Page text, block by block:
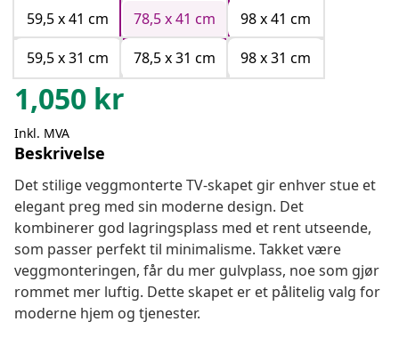
59,5 x 41 cm
78,5 x 41 cm
98 x 41 cm
59,5 x 31 cm
78,5 x 31 cm 98 x 31 cm
1,050 kr
Inkl. MVA
Beskrivelse
Det stilige veggmonterte TV-skapet gir enhver stue et
elegant preg med sin moderne design. Det
kombinerer god lagringsplass med et rent utseende,
som passer perfekt til minimalisme. Takket være
veggmonteringen, får du mer gulvplass, noe som gjør
rommet mer luftig. Dette skapet er et pålitelig valg for
moderne hjem og tjenester.